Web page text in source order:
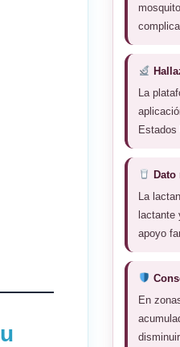
La
Estados
Dato
La
lactante
apoyo
En